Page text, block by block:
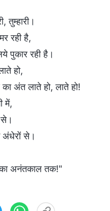
तुम्हारी।
रही है,
पुकार रही है।
हो,
अंत लाते हो, लाते हो!
में,
अंधेरों से।
का अनंतकाल तक!"